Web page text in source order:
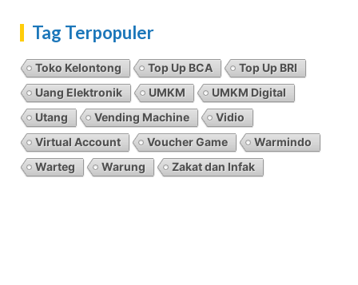
Tag Terpopuler
Toko Kelontong Top Up BCA
Top Up BRI
Uang Elektronik
UMKM
UMKM Digital
Utang
Vending Machine
Vidio
Virtual Account
Voucher Game
Warmindo
Warteg
Warung Zakat dan Infak